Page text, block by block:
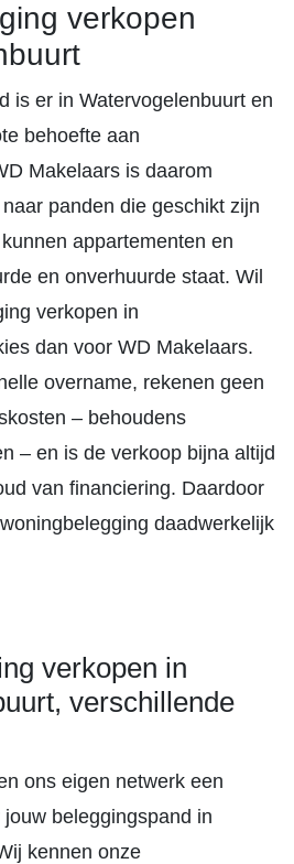
verkopen
is er in Watervogelenbuurt en
behoefte aan
Makelaars is daarom
panden die geschikt zijn
appartementen en
en onverhuurde staat. Wil
verkopen in
dan voor WD Makelaars.
overname, rekenen geen
– behoudens
– en is de verkoop bijna altijd
van financiering. Daardoor
daadwerkelijk
verkopen in
verschillende
ons eigen netwerk een
beleggingspand in
kennen onze